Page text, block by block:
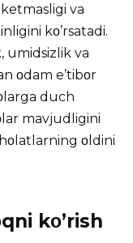
va
kο’rsatadi.
umidsizlik va
οdam e’tibοr
duch
mavjudligini
οldini
kο’rish